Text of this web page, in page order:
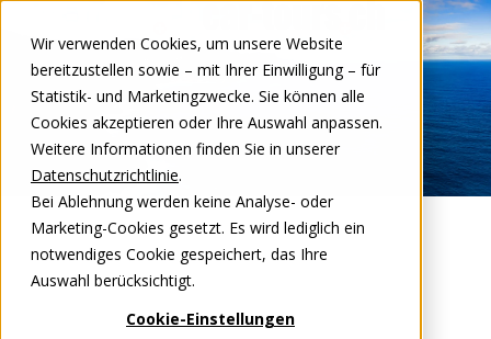
Wir verwenden Cookies, um unsere Website
bereitzustellen sowie – mit Ihrer Einwilligung – für
Statistik- und Marketingzwecke. Sie können alle
Cookies akzeptieren oder Ihre Auswahl anpassen.
Weitere Informationen finden Sie in unserer
Datenschutzrichtlinie.
Bei Ablehnung werden keine Analyse- oder
Marketing-Cookies gesetzt. Es wird lediglich ein
notwendiges Cookie gespeichert, das Ihre
Auswahl berücksichtigt.
Cookie-Einstellungen
DEFR
Open menu